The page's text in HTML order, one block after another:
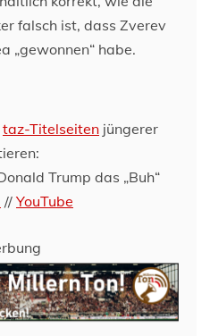
falsch ist, dass Zverev
„gewonnen“ habe.
taz-Titelseiten jüngerer
Trump das „Buh“
// YouTube